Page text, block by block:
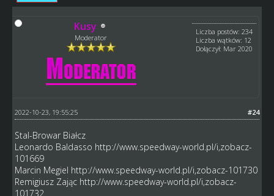
Kusy
Moderator
Liczba postów: 234
Liczba wątków: 12
Dołączył: Mar 2020
#24
2022-10-23, 19:55:25
Stal-Browar Białcz
Leonardo Baldasso http://www.speedway-world.pl/i,zobacz-
101669
Marcin Megiel http://www.speedway-world.pl/i,zobacz-101730
Remigiusz Zając http://www.speedway-world.pl/i,zobacz-
101732